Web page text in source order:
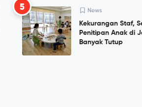
5 News
Kekurangan Staf,
Penitipan Anak di
Banyak Tutup